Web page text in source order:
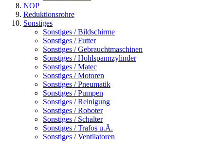
NOP
Reduktionsrohre
Sonstiges
Sonstiges / Bildschirme
Sonstiges / Futter
Sonstiges / Gebrauchtmaschinen
Sonstiges / Hohlspannzylinder
Sonstiges / Matec
Sonstiges / Motoren
Sonstiges / Pneumatik
Sonstiges / Pumpen
Sonstiges / Reinigung
Sonstiges / Roboter
Sonstiges / Schalter
Sonstiges / Trafos u.Ä.
Sonstiges / Ventilatoren